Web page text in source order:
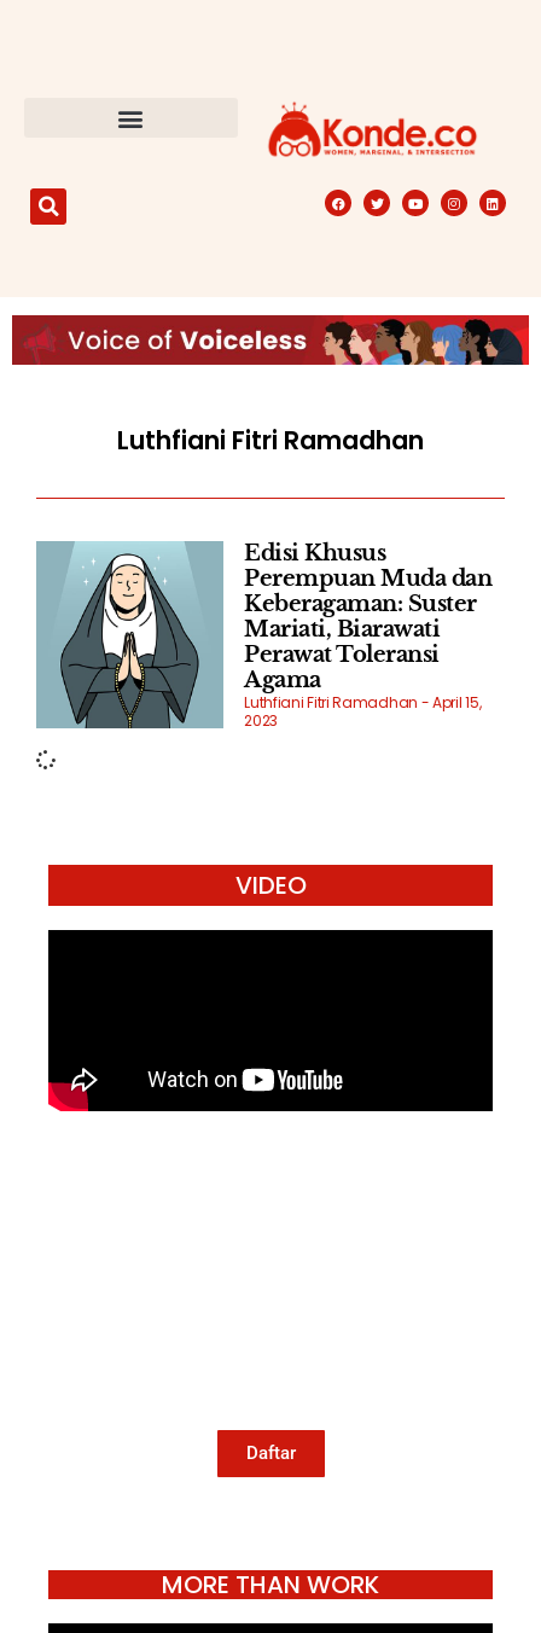
Luthfiani Fitri Ramadhan
Edisi Khusus
Perempuan Muda dan
Keberagaman: Suster
Mariati, Biarawati
Perawat Toleransi
Agama
Luthfiani Fitri Ramadhan
April 15,
2023
VIDEO
Daftar
MORE THAN WORK